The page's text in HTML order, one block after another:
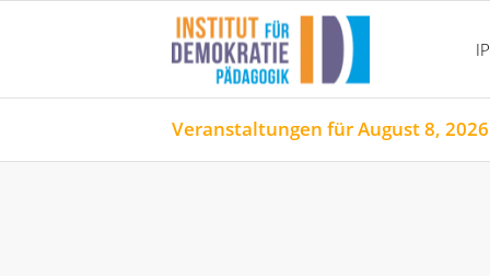
Veranstaltungen für August 8, 2026